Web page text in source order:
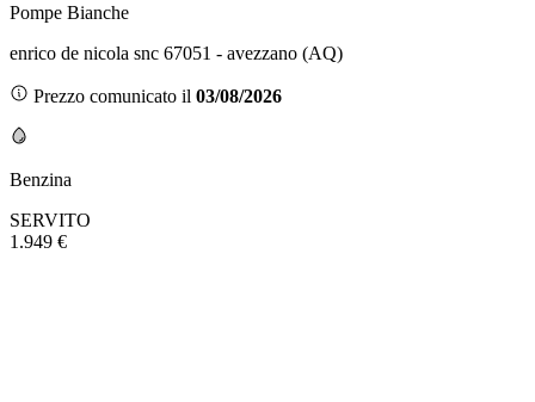
Pompe Bianche
enrico de nicola snc 67051 - avezzano (AQ)
Prezzo comunicato il 03/08/2026
Benzina
SERVITO
1.949 €